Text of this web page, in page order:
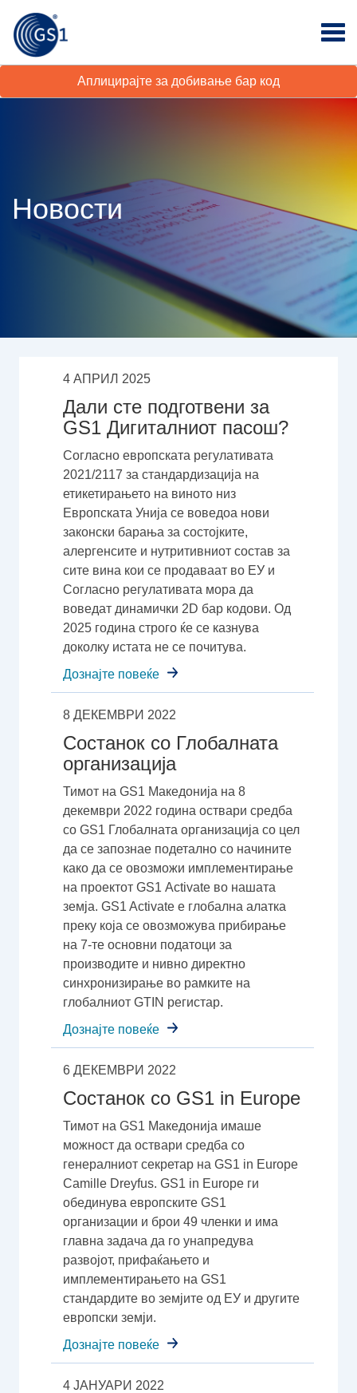
Аплицирајте за добивање бар код
Новости
4 АПРИЛ 2025
Дали сте подготвени за
GS1 Дигиталниот пасош?
Согласно европската регулативата
2021/2117 за стандардизација на
етикетирањето на виното низ
Европската Унија се воведоа нови
законски барања за состојките,
алергенсите и нутритивниот состав за
сите вина кои се продаваат во ЕУ и
Согласно регулативата мора да
воведат динамички 2D бар кодови. Од
2025 година строго ќе се казнува
доколку истата не се почитува.
Дознајте повеќе
8 ДЕКЕМВРИ 2022
Состанок со Глобалната
организација
Тимот на GS1 Македонија на 8
декември 2022 година оствари средба
со GS1 Глобалната организација со цел
да се запознае подетално со начините
како да се овозможи имплементирање
на проектот GS1 Аctivate во нашата
земја. GS1 Activate e глобална алатка
преку која се овозможува прибирање
на 7-те основни податоци за
производитe и нивно директно
синхронизирање во рамките на
глобалниот GTIN регистар.
Дознајте повеќе
6 ДЕКЕМВРИ 2022
Состанок со GS1 in Europe
Тимот на GS1 Македонија имаше
можност да оствари средба со
генералниот секретар на GS1 in Europe
Camille Dreyfus. GS1 in Еurope ги
обединува европските GS1
организации и брои 49 членки и има
главна задача да го унапредува
развојот, прифаќањето и
имплементирањето на GS1
стандардите во земјите од ЕУ и другите
европски земји.
Дознајте повеќе
4 ЈАНУАРИ 2022